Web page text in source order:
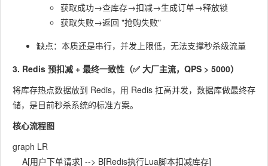
获取成功→查库存→扣减→生成订单→释放锁
获取失败→返回 "抢购失败"
缺点：本质还是串行，并发上限低，无法支撑秒杀级流量
3. Redis 预扣减 + 最终一致性（✅ 大厂主流，QPS > 5000）
将库存热点数据放到 Redis，用 Redis 扛高并发，数据库做最终存
储，是目前秒杀系统的标准方案。
核心流程图
graph LR